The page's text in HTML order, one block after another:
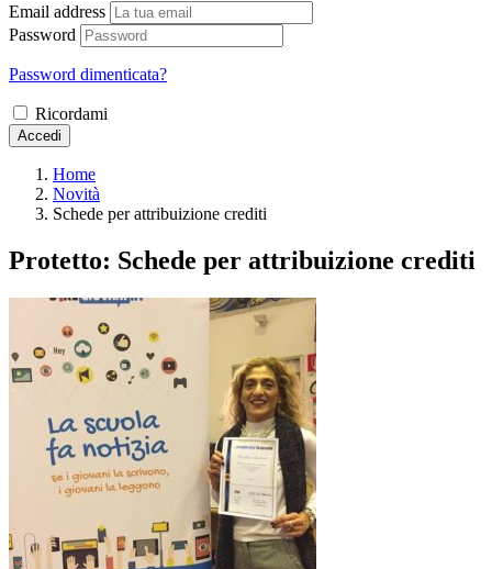
Email address
Password
Password dimenticata?
Ricordami
Accedi
Home
Novità
Schede per attribuizione crediti
Protetto: Schede per attribuizione crediti